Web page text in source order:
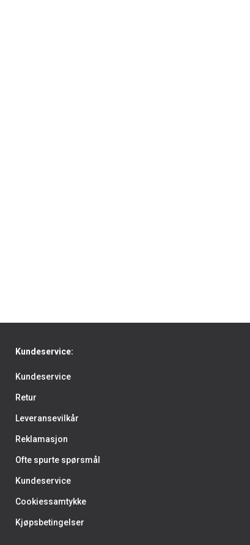
Kundeservice:
Kundeservice
Retur
Leveransevilkår
Reklamasjon
Ofte spurte spørsmål
Kundeservice
Cookiessamtykke
Kjøpsbetingelser